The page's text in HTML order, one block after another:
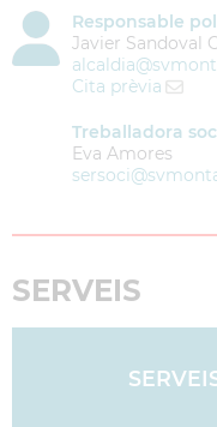
Responsable
Javier Sandoval
alcaldia
Cita prèvia
Treballadora
Eva Amores
sersoci
SERVEIS